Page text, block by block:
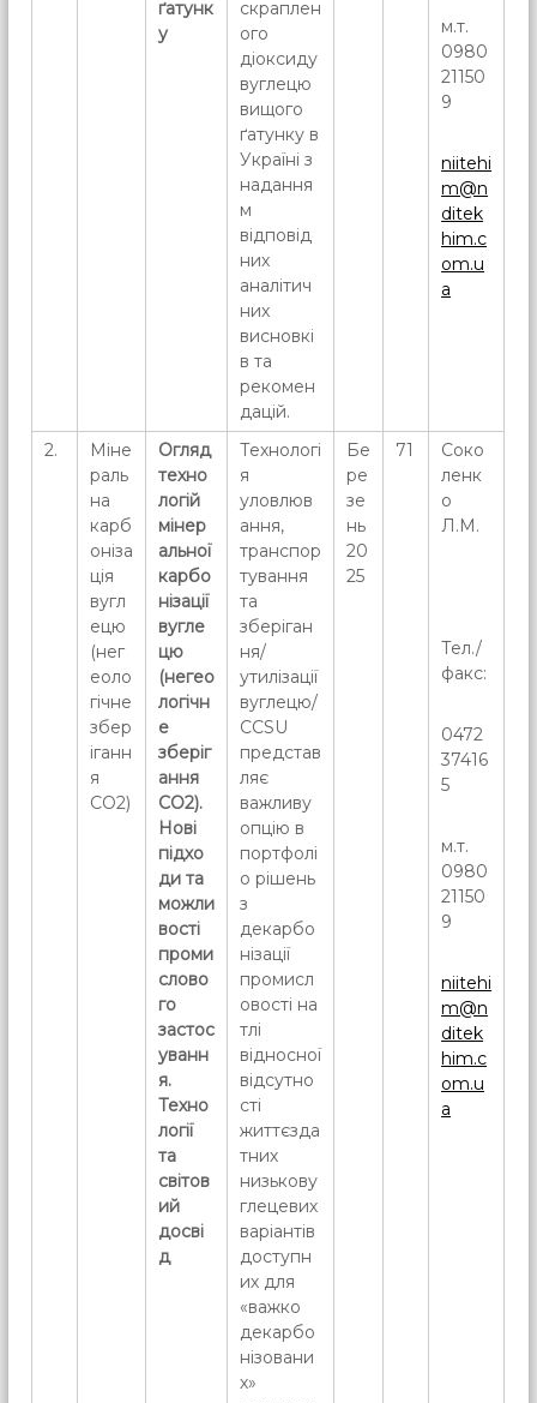
ґатунк
у
скраплен
ого
діоксиду
вуглецю
вищого
ґатунку в
Україні з
надання
м
відповід
них
аналітич
них
висновкі
в та
рекомен
дацій.
м.т.
0980
21150
9
niitehi
m@n
ditek
him.c
om.u
a
2.
Міне
раль
на
карб
оніза
ція
вугл
ецю
(нег
еоло
гічне
збер
іганн
я
СО2)
Огляд
техно
логій
мінер
альної
карбо
нізації
вугле
цю
(негео
логічн
е
зберіг
ання
СО2).
Нові
підхо
ди та
можли
вості
проми
слово
го
застос
уванн
я.
Техно
логії
та
світов
ий
досві
д
Технологі
я
уловлюв
ання,
транспор
тування
та
зберіган
ня/
утилізації
вуглецю/
CCSU
представ
ляє
важливу
опцію в
портфолі
о рішень
з
декарбо
нізації
промисл
овості на
тлі
відносної
відсутно
сті
життєзда
тних
низькову
глецевих
варіантів
доступн
их для
«важко
декарбо
нізовани
х»
Бе
ре
зе
нь
20
25
71
Соко
ленк
о
Л.М.
Тел./
факс:
0472
37416
5
м.т.
0980
21150
9
niitehi
m@n
ditek
him.c
om.u
a